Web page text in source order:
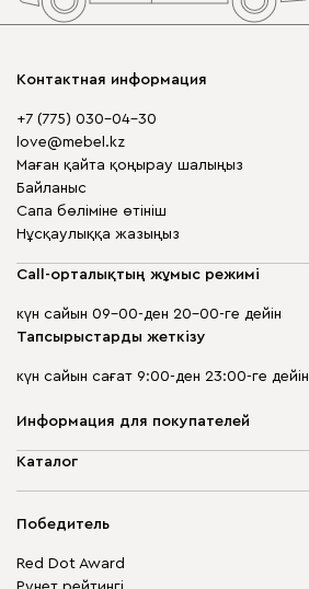
Контактная информация
+7 (775) 030-04-30
love@mebel.kz
Маған қайта қоңырау шалыңыз
Байланыс
Сапа бөліміне өтініш
Нұсқаулыққа жазыңыз
Call-орталықтың жұмыс режимі
күн сайын 09-00-ден 20-00-ге дейін
Тапсырыстарды жеткізу
күн сайын сағат 9:00-ден 23:00-ге дейін
Информация для покупателей
Компания туралы
Кепілдік
Бизнес үшін
Каталог
Шкаф жиһазы
Модульдік жиһаз
Победитель
Red Dot Award